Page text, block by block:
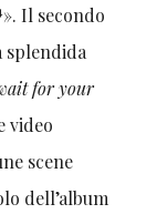
». Il secondo
splendida
for your
video
scene
dell’album